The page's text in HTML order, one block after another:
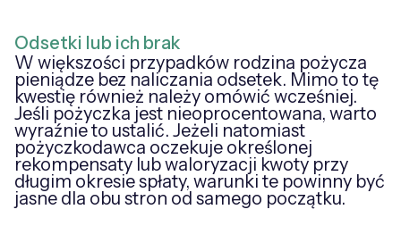
Odsetki lub ich brak
W większości przypadków rodzina pożycza
pieniądze bez naliczania odsetek. Mimo to tę
kwestię również należy omówić wcześniej.
Jeśli pożyczka jest nieoprocentowana, warto
wyraźnie to ustalić. Jeżeli natomiast
pożyczkodawca oczekuje określonej
rekompensaty lub waloryzacji kwoty przy
długim okresie spłaty, warunki te powinny być
jasne dla obu stron od samego początku.